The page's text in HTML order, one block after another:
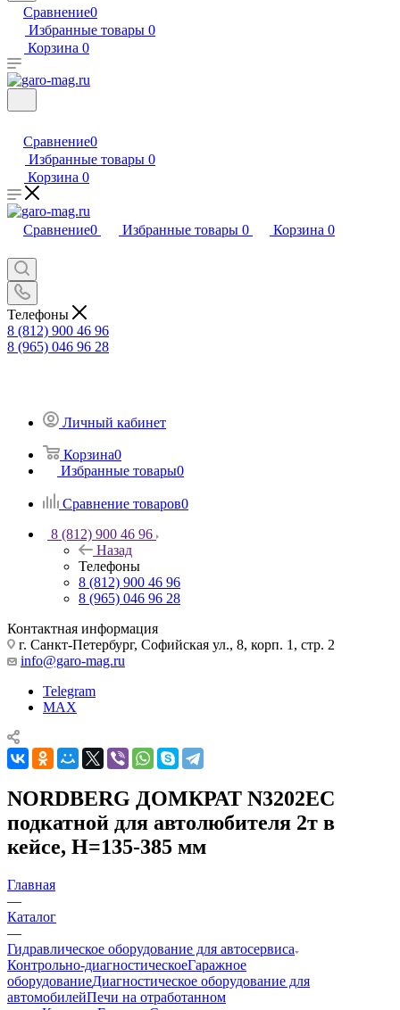
Сравнение0
Избранные товары 0
Корзина 0
Сравнение0
Избранные товары 0
Корзина 0
Сравнение0 Избранные товары 0 Корзина 0
Телефоны
8 (812) 900 46 96
8 (965) 046 96 28
Личный кабинет
Корзина0
Избранные товары0
Сравнение товаров0
8 (812) 900 46 96
Назад
Телефоны
8 (812) 900 46 96
8 (965) 046 96 28
Контактная информация
г. Санкт-Петербург, Софийская ул., 8, корп. 1, стр. 2
info@garo-mag.ru
Telegram
MAX
NORDBERG ДОМКРАТ N3202EC
подкатной для автолюбителя 2т в
кейсе, Н=135-385 мм
Главная
—
Каталог
—
Гидравлическое оборудование для автосервиса
Контрольно-диагностическоеГаражное
оборудованиеДиагностическое оборудование для
автомобилейПечи на отработанном